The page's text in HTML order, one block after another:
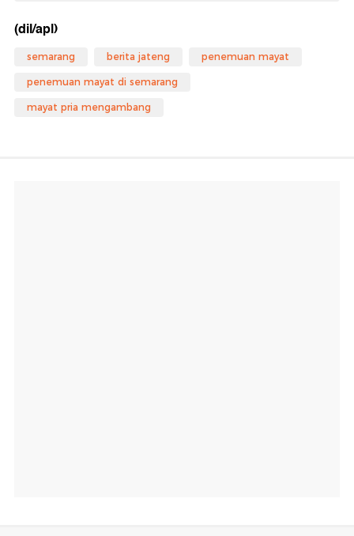
(dil/apl)
semarang berita jateng penemuan mayat
penemuan mayat di semarang
mayat pria mengambang